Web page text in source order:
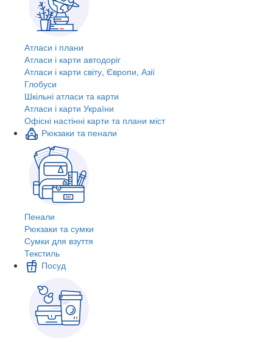
Атласи і плани
Атласи і карти автодоріг
Атласи і карти світу, Європи, Азії
Глобуси
Шкільні атласи та карти
Атласи і карти України
Офісні настінні карти та плани міст
Рюкзаки та пенали
Пенали
Рюкзаки та сумки
Сумки для взуття
Текстиль
Посуд